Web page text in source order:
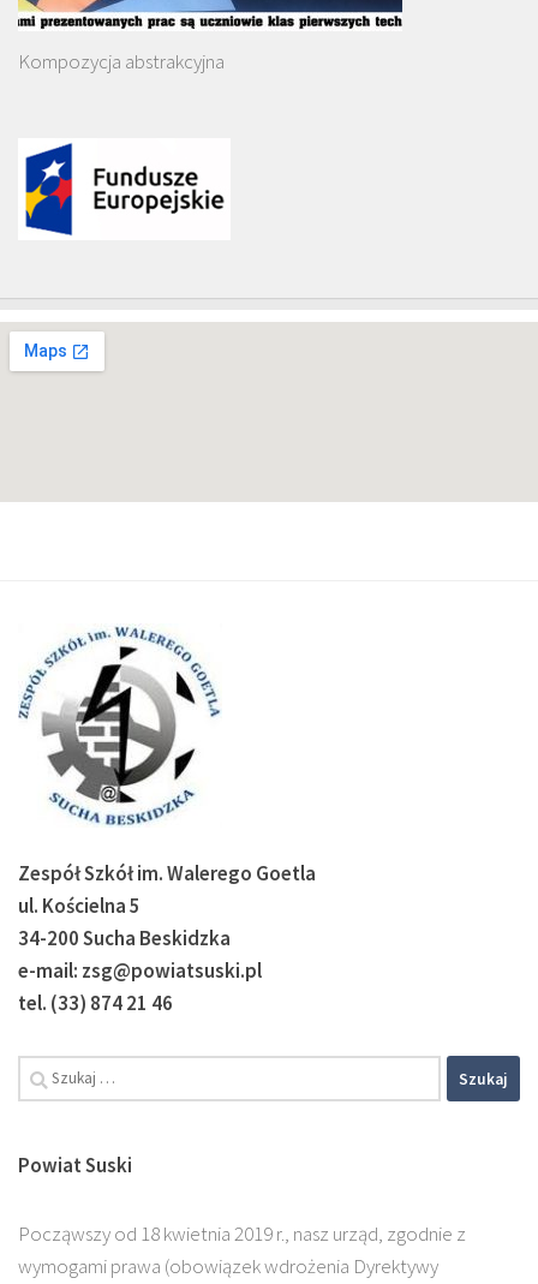
Kompozycja abstrakcyjna
Zespół Szkół im. Walerego Goetla
ul. Kościelna 5
34-200 Sucha Beskidzka
e-mail: zsg@powiatsuski.pl
tel. (33) 874 21 46
Powiat Suski
Począwszy od 18 kwietnia 2019 r., nasz urząd, zgodnie z
wymogami prawa (obowiązek wdrożenia Dyrektywy